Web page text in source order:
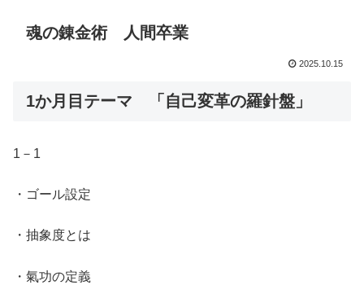
魂の錬金術 人間卒業
2025.10.15
1か月目テーマ 「自己変革の羅針盤」
1－1
・ゴール設定
・抽象度とは
・氣功の定義